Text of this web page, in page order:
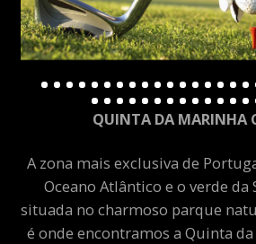
QUINTA DA MARINHA
A zona mais exclusiva de
Oceano Atlântico e o verde da
situada no charmoso parque
é onde encontramos a Quinta da